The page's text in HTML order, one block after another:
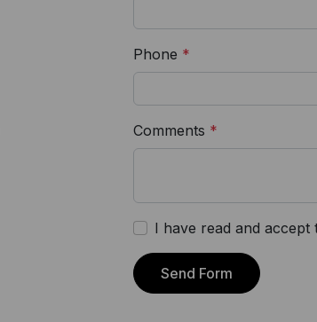
Phone *
Comments *
I have read and accept
Send Form